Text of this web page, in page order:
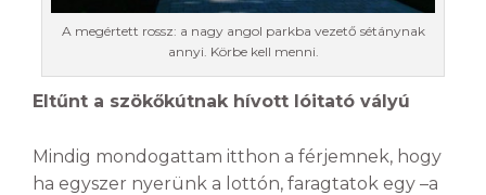
A megértett rossz: a nagy angol parkba vezető sétánynak
annyi. Körbe kell menni.
Eltűnt a szökőkútnak hívott lóitató vályú
Mindig mondogattam itthon a férjemnek, hogy
ha egyszer nyerünk a lottón, faragtatok egy –a